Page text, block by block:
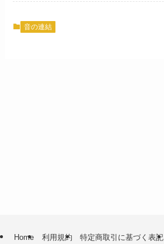
音の連結
Home 利用規約 特定商取引に基づく表記